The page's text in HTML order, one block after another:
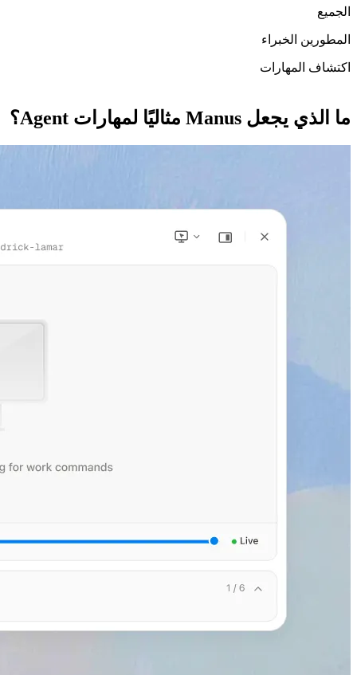
الجميع
المطورين الخبراء
اكتشاف المهارات
ما الذي يجعل Manus مثاليًا لمهارات Agent؟